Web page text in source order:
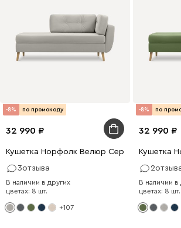
-8% по промокоду
32 990
Кушетка Норфолк Велюр Серый
3отзыва
В наличии в других
цветах: 8 шт.
+107
-8% по
32 990
Кушетка
2
В наличии в
цветах: 8 шт.